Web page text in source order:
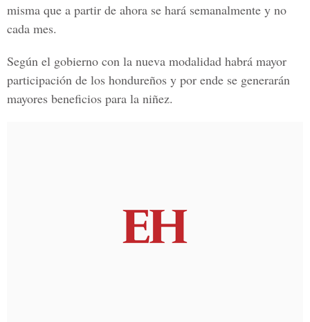
misma que a partir de ahora se hará semanalmente y no
cada mes.
Según el gobierno con la nueva modalidad habrá mayor
participación de los hondureños y por ende se generarán
mayores beneficios para la niñez.